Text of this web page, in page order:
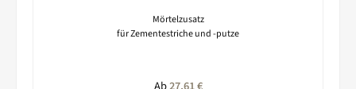
Mörtelzusatz
für Zementestriche und -putze